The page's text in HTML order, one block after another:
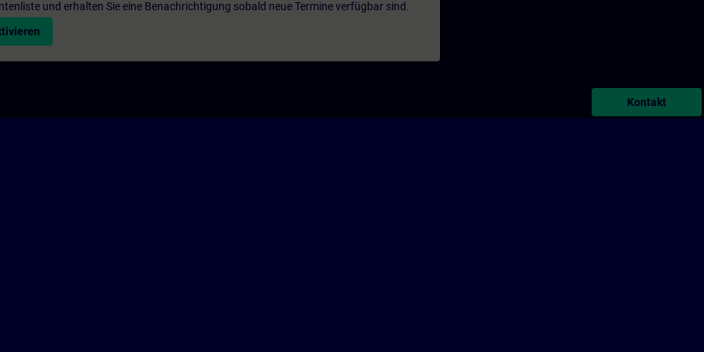
und erhalten Sie eine Benachrichtigung sobald neue Termine verfügbar sind.
Kontakt